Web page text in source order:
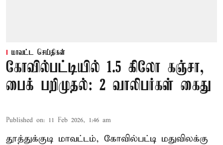
மாவட்ட செய்திகள்
கோவில்பட்டியில் 1.5 கிலோ கஞ்சா,
பைக் பறிமுதல்: 2 வாலிபர்கள் கைது
Published on: 11 Feb 2026, 1:46 am
தூத்துக்குடி மாவட்டம், கோவில்பட்டி மதுவிலக்கு